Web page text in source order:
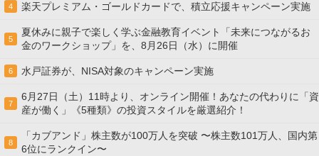
4 楽天プレミアム・ゴールドカードで、積立応援キャンペーン実施
5
夏休みに親子で楽しく学ぶ金融教育イベント「未来につながるお
金のワークショップ」を、8月26日（水）に開催
6 水戸証券が、NISA対象のキャンペーン実施
7
6月27日（土）11時より、オンライン開催！あなたの代わりに「資
産が働く」《5種類》の投資スタイルを厳選紹介！
8
「カブアンド」株主数が100万人を突破 〜株主数101万人、国内第
6位にランクイン〜